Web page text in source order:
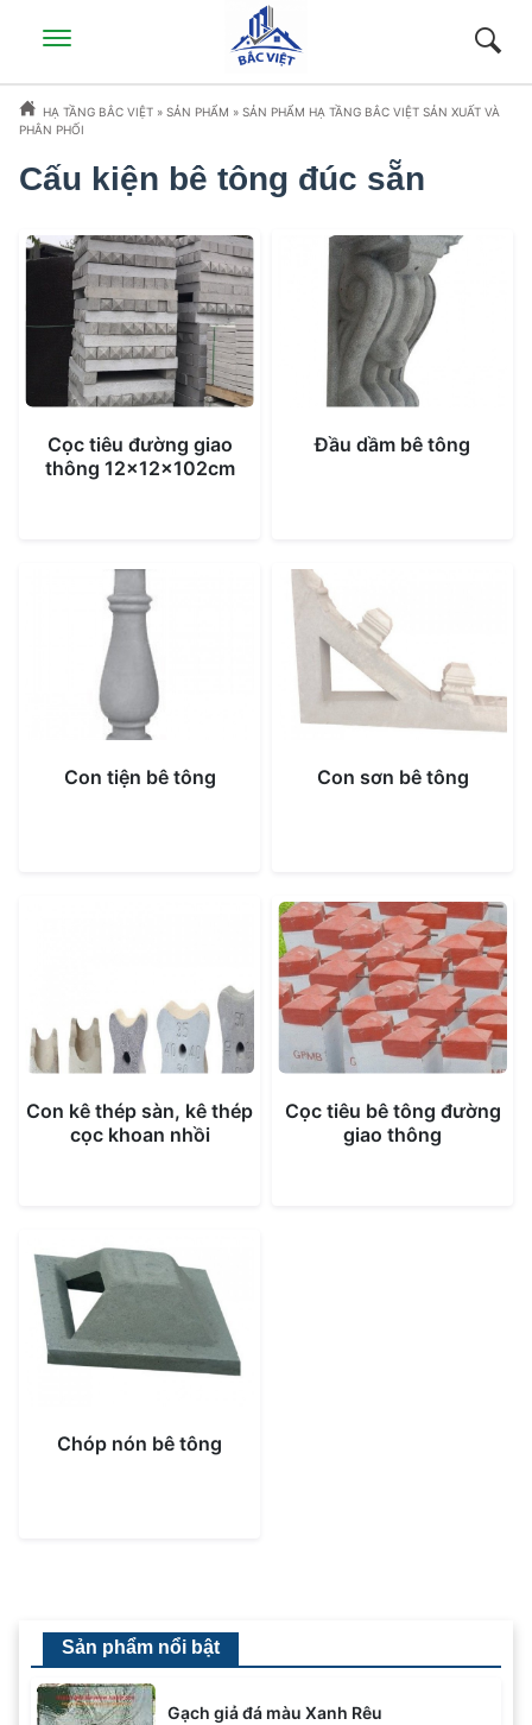
HẠ TẦNG BẮC VIỆT » SẢN PHẨM » SẢN PHẨM HẠ TẦNG BẮC VIỆT SẢN XUẤT VÀ
PHÂN PHỐI
Cấu kiện bê tông đúc sẵn
Cọc tiêu đường giao
thông 12x12x102cm
Đầu dầm bê tông
Con tiện bê tông Con sơn bê tông
Con kê thép sàn, kê thép
cọc khoan nhồi
Cọc tiêu bê tông đường
giao thông
Chóp nón bê tông
Sản phẩm nổi bật
Gạch giả đá màu Xanh Rêu